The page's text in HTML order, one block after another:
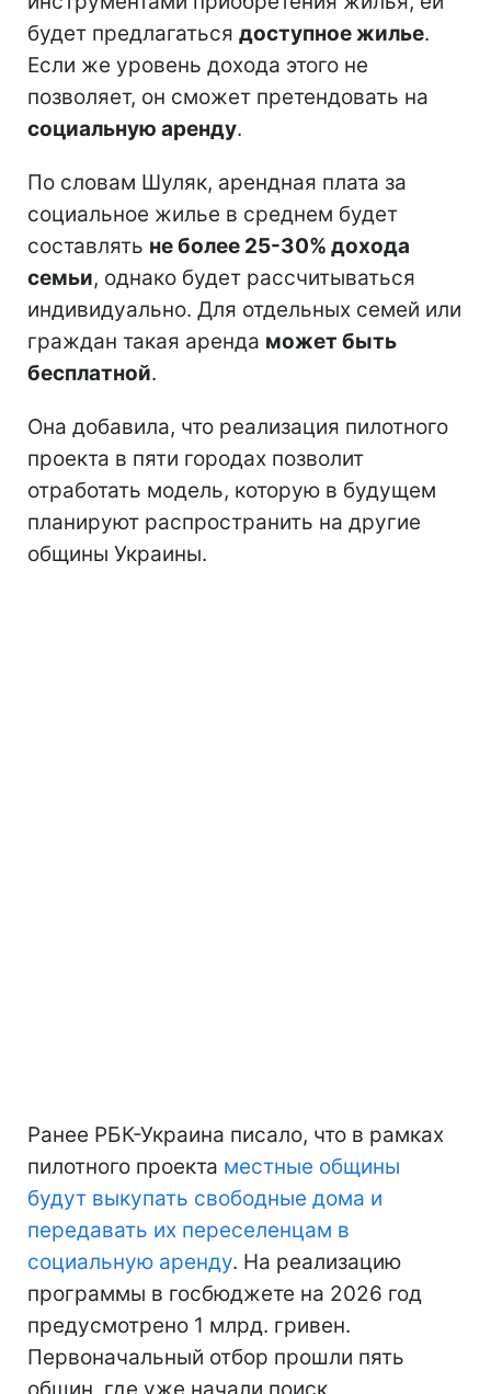
будет предлагаться доступное жилье.
Если же уровень дохода этого не
позволяет, он сможет претендовать на
социальную аренду.
По словам Шуляк, арендная плата за
социальное жилье в среднем будет
составлять не более 25-30% дохода
семьи, однако будет рассчитываться
индивидуально. Для отдельных семей или
граждан такая аренда может быть
бесплатной.
Она добавила, что реализация пилотного
проекта в пяти городах позволит
отработать модель, которую в будущем
планируют распространить на другие
общины Украины.
Ранее РБК-Украина писало, что в рамках
пилотного проекта местные общины
будут выкупать свободные дома и
передавать их переселенцам в
социальную аренду. На реализацию
программы в госбюджете на 2026 год
предусмотрено 1 млрд. гривен.
Первоначальный отбор прошли пять
общин, где уже начали поиск